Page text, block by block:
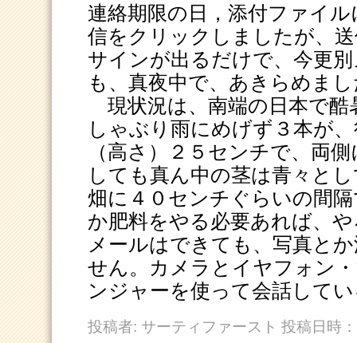
連絡期限の日，添付ファイ
信をクリックしましたが、
サインが出るだけで、今更
も、真夜中で、あきらめま
現状況は、南端の日本で酷
しゃぶり雨にめげず３本が
（高さ）２５センチで、両
しても真ん中の茎は青々と
畑に４０センチぐらいの間
か肥料をやる必要あれば、
メールはできても、写真と
せん。カメラとイヤフォン
ンジャーを使って会話して
投稿者: サーティファースト 投稿日時